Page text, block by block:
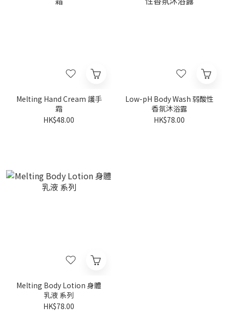
Melting Hand Cream 護手
霜
HK$48.00
Low-pH Body Wash 弱酸性
香氛沐浴露
HK$78.00
Melting Body Lotion 身體
乳液 系列
HK$78.00